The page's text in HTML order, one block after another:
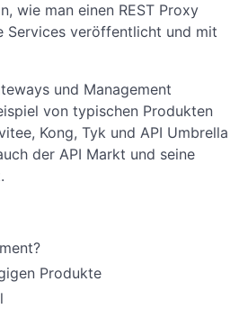
wie man einen REST Proxy
Services veröffentlicht und mit
und Management
von typischen Produkten
Kong, Tyk und API Umbrella
der API Markt und seine
Produkte